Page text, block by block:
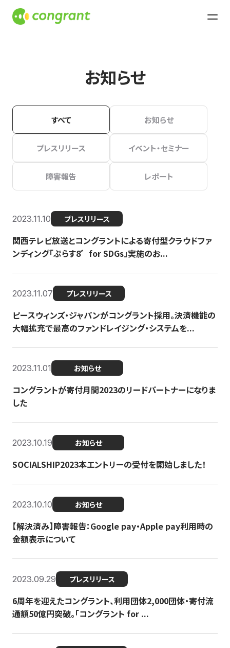
お知らせ
すべて お知らせ
プレスリリース イベント・セミナー
障害報告 レポート
2023.11.10 プレスリリース
関西テレビ放送とコングラントによる寄付型クラウドファ
ンディング「ぷらす8゛for SDGs」実施のお...
2023.11.07 プレスリリース
ピースウィンズ・ジャパンがコングラント採用。決済機能の
大幅拡充で最高のファンドレイジング・システムを...
2023.11.01 お知らせ
コングラントが寄付月間2023のリードパートナーになりま
した
2023.10.19 お知らせ
SOCIALSHIP2023本エントリーの受付を開始しました！
2023.10.10 お知らせ
【解決済み】障害報告：Google pay・Apple pay利用時の
金額表示について
2023.09.29 プレスリリース
6周年を迎えたコングラント、利用団体2,000団体・寄付流
通額50億円突破。「コングラント for ...